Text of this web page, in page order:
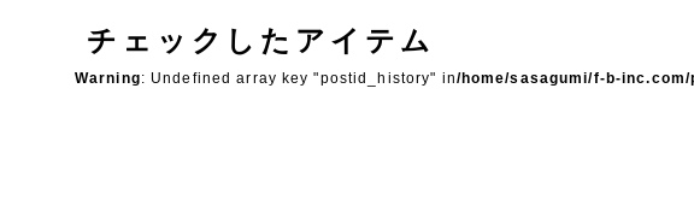
チェックしたアイテム
Warning: Undefined array key "postid_history" in/home/sasagumi/f-b-